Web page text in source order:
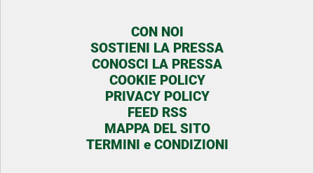
CON NOI
SOSTIENI LA PRESSA
CONOSCI LA PRESSA
COOKIE POLICY
PRIVACY POLICY
FEED RSS
MAPPA DEL SITO
TERMINI e CONDIZIONI